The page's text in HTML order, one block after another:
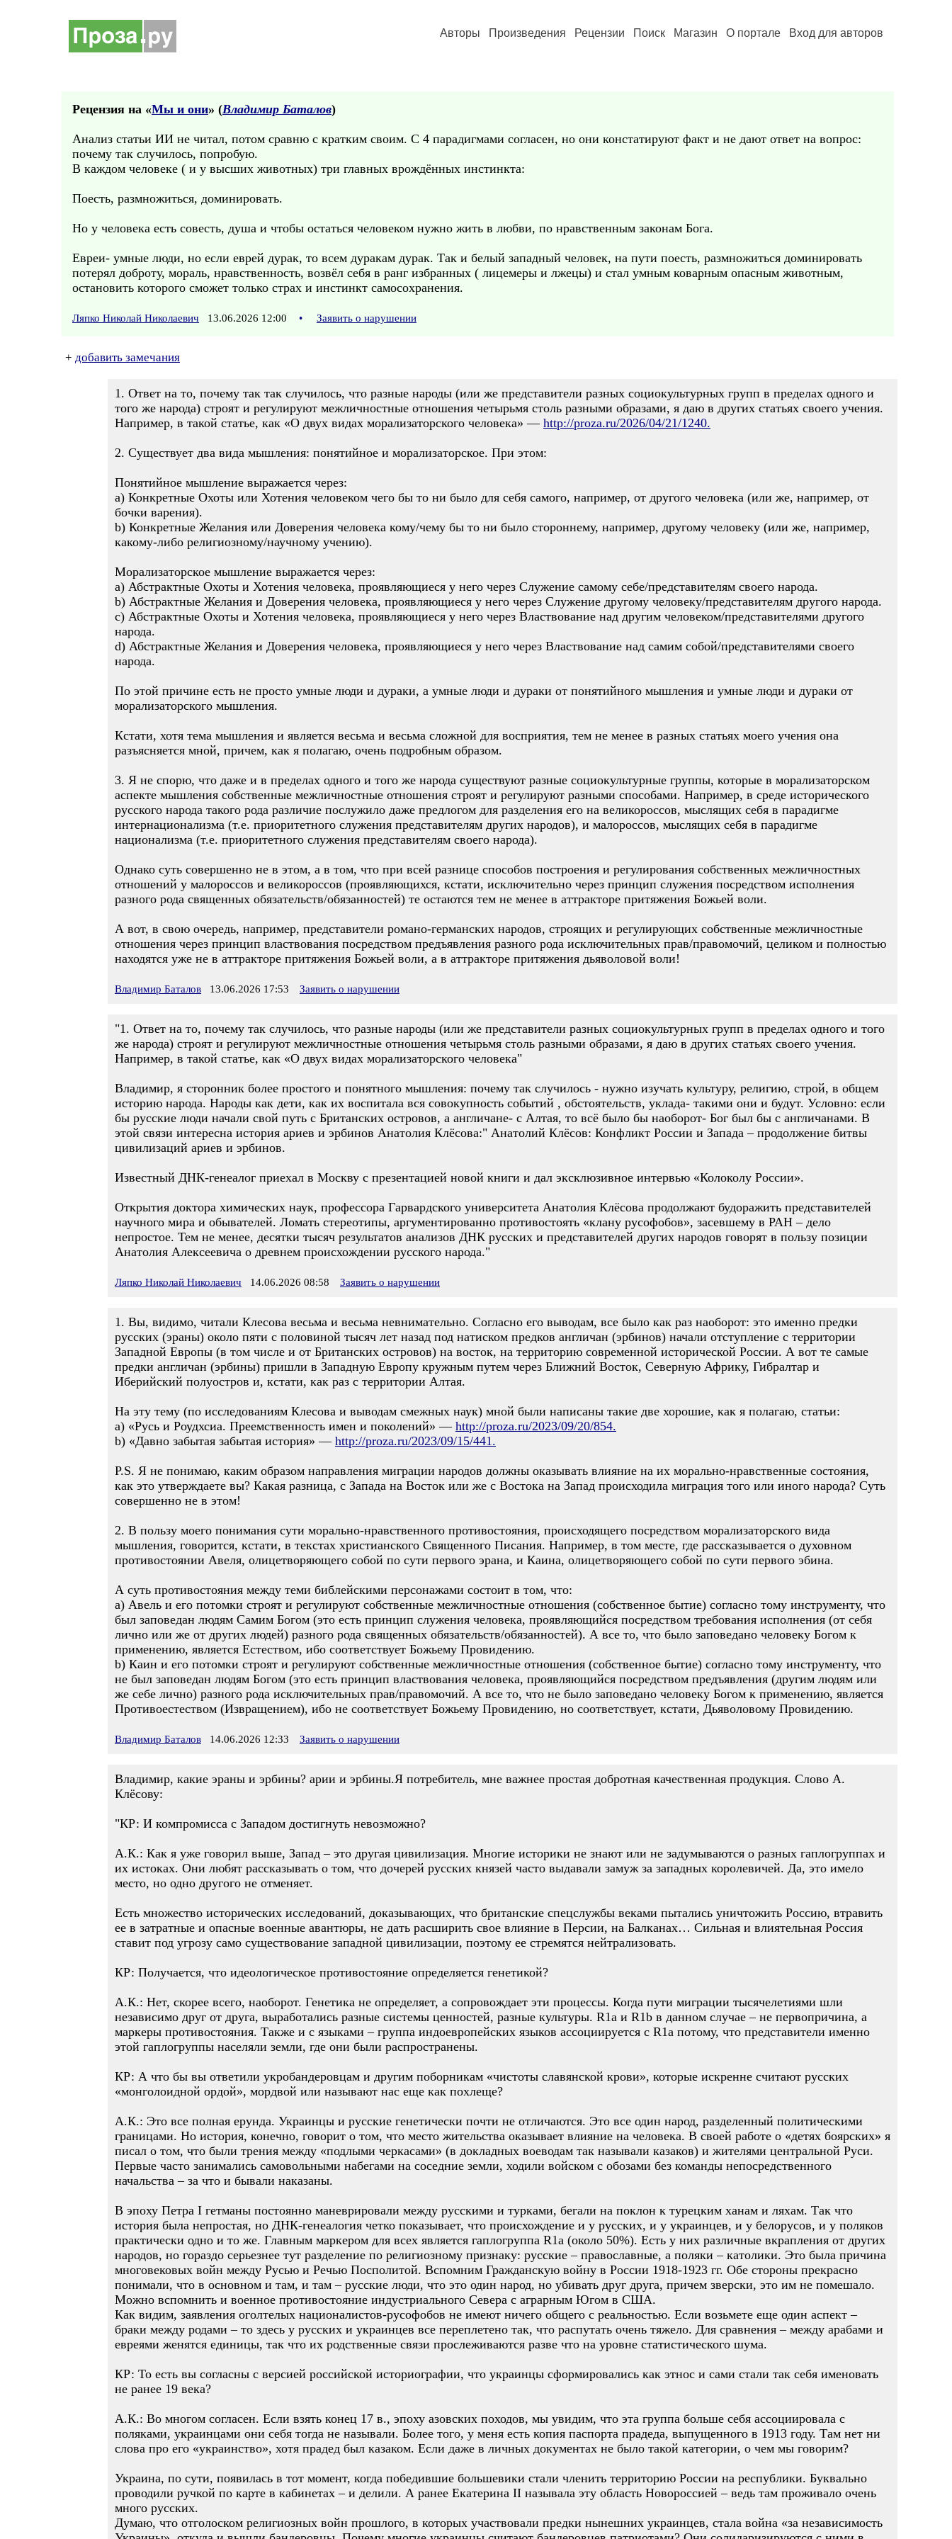
Авторы Произведения Рецензии Поиск Магазин О портале Вход для авторов
Рецензия на «Мы и они» (Владимир Баталов)
Анализ статьи ИИ не читал, потом сравню с кратким своим. С 4 парадигмами согласен, но они констатируют факт и не дают ответ на вопрос:
почему так случилось, попробую.
В каждом человеке ( и у высших животных) три главных врождённых инстинкта:
Поесть, размножиться, доминировать.
Но у человека есть совесть, душа и чтобы остаться человеком нужно жить в любви, по нравственным законам Бога.
Евреи- умные люди, но если еврей дурак, то всем дуракам дурак. Так и белый западный человек, на пути поесть, размножиться доминировать
потерял доброту, мораль, нравственность, возвёл себя в ранг избранных ( лицемеры и лжецы) и стал умным коварным опасным животным,
остановить которого сможет только страх и инстинкт самосохранения.
Ляпко Николай Николаевич 13.06.2026 12:00 • Заявить о нарушении
+ добавить замечания
1. Ответ на то, почему так так случилось, что разные народы (или же представители разных социокультурных групп в пределах одного и
того же народа) строят и регулируют межличностные отношения четырьмя столь разными образами, я даю в других статьях своего учения.
Например, в такой статье, как «О двух видах морализаторского человека» — http://proza.ru/2026/04/21/1240.
2. Существует два вида мышления: понятийное и морализаторское. При этом:
Понятийное мышление выражается через:
а) Конкретные Охоты или Хотения человеком чего бы то ни было для себя самого, например, от другого человека (или же, например, от
бочки варения).
b) Конкретные Желания или Доверения человека кому/чему бы то ни было стороннему, например, другому человеку (или же, например,
какому-либо религиозному/научному учению).
Морализаторское мышление выражается через:
а) Абстрактные Охоты и Хотения человека, проявляющиеся у него через Служение самому себе/представителям своего народа.
b) Абстрактные Желания и Доверения человека, проявляющиеся у него через Служение другому человеку/представителям другого народа.
с) Абстрактные Охоты и Хотения человека, проявляющиеся у него через Властвование над другим человеком/представителями другого
народа.
d) Абстрактные Желания и Доверения человека, проявляющиеся у него через Властвование над самим собой/представителями своего
народа.
По этой причине есть не просто умные люди и дураки, а умные люди и дураки от понятийного мышления и умные люди и дураки от
морализаторского мышления.
Кстати, хотя тема мышления и является весьма и весьма сложной для восприятия, тем не менее в разных статьях моего учения она
разъясняется мной, причем, как я полагаю, очень подробным образом.
3. Я не спорю, что даже и в пределах одного и того же народа существуют разные социокультурные группы, которые в морализаторском
аспекте мышления собственные межличностные отношения строят и регулируют разными способами. Например, в среде исторического
русского народа такого рода различие послужило даже предлогом для разделения его на великороссов, мыслящих себя в парадигме
интернационализма (т.е. приоритетного служения представителям других народов), и малороссов, мыслящих себя в парадигме
национализма (т.е. приоритетного служения представителям своего народа).
Однако суть совершенно не в этом, а в том, что при всей разнице способов построения и регулирования собственных межличностных
отношений у малороссов и великороссов (проявляющихся, кстати, исключительно через принцип служения посредством исполнения
разного рода священных обязательств/обязанностей) те остаются тем не менее в аттракторе притяжения Божьей воли.
А вот, в свою очередь, например, представители романо-германских народов, строящих и регулирующих собственные межличностные
отношения через принцип властвования посредством предъявления разного рода исключительных прав/правомочий, целиком и полностью
находятся уже не в аттракторе притяжения Божьей воли, а в аттракторе притяжения дьяволовой воли!
Владимир Баталов 13.06.2026 17:53 Заявить о нарушении
"1. Ответ на то, почему так случилось, что разные народы (или же представители разных социокультурных групп в пределах одного и того
же народа) строят и регулируют межличностные отношения четырьмя столь разными образами, я даю в других статьях своего учения.
Например, в такой статье, как «О двух видах морализаторского человека"
Владимир, я сторонник более простого и понятного мышления: почему так случилось - нужно изучать культуру, религию, строй, в общем
историю народа. Народы как дети, как их воспитала вся совокупность событий , обстоятельств, уклада- такими они и будут. Условно: если
бы русские люди начали свой путь с Британских островов, а англичане- с Алтая, то всё было бы наоборот- Бог был бы с англичанами. В
этой связи интересна история ариев и эрбинов Анатолия Клёсова:" Анатолий Клёсов: Конфликт России и Запада – продолжение битвы
цивилизаций ариев и эрбинов.
Известный ДНК-генеалог приехал в Москву с презентацией новой книги и дал эксклюзивное интервью «Колоколу России».
Открытия доктора химических наук, профессора Гарвардского университета Анатолия Клёсова продолжают будоражить представителей
научного мира и обывателей. Ломать стереотипы, аргументированно противостоять «клану русофобов», засевшему в РАН – дело
непростое. Тем не менее, десятки тысяч результатов анализов ДНК русских и представителей других народов говорят в пользу позиции
Анатолия Алексеевича о древнем происхождении русского народа."
Ляпко Николай Николаевич 14.06.2026 08:58 Заявить о нарушении
1. Вы, видимо, читали Клесова весьма и весьма невнимательно. Согласно его выводам, все было как раз наоборот: это именно предки
русских (эраны) около пяти с половиной тысяч лет назад под натиском предков англичан (эрбинов) начали отступление с территории
Западной Европы (в том числе и от Британских островов) на восток, на территорию современной исторической России. А вот те самые
предки англичан (эрбины) пришли в Западную Европу кружным путем через Ближний Восток, Северную Африку, Гибралтар и
Иберийский полуостров и, кстати, как раз с территории Алтая.
На эту тему (по исследованиям Клесова и выводам смежных наук) мной были написаны такие две хорошие, как я полагаю, статьи:
а) «Русь и Роудхсиа. Преемственность имен и поколений» — http://proza.ru/2023/09/20/854.
b) «Давно забытая забытая история» — http://proza.ru/2023/09/15/441.
P.S. Я не понимаю, каким образом направления миграции народов должны оказывать влияние на их морально-нравственные состояния,
как это утверждаете вы? Какая разница, с Запада на Восток или же с Востока на Запад происходила миграция того или иного народа? Суть
совершенно не в этом!
2. В пользу моего понимания сути морально-нравственного противостояния, происходящего посредством морализаторского вида
мышления, говорится, кстати, в текстах христианского Священного Писания. Например, в том месте, где рассказывается о духовном
противостоянии Авеля, олицетворяющего собой по сути первого эрана, и Каина, олицетворяющего собой по сути первого эбина.
А суть противостояния между теми библейскими персонажами состоит в том, что:
а) Авель и его потомки строят и регулируют собственные межличностные отношения (собственное бытие) согласно тому инструменту, что
был заповедан людям Самим Богом (это есть принцип служения человека, проявляющийся посредством требования исполнения (от себя
лично или же от других людей) разного рода священных обязательств/обязанностей). А все то, что было заповедано человеку Богом к
применению, является Естеством, ибо соответствует Божьему Провидению.
b) Каин и его потомки строят и регулируют собственные межличностные отношения (собственное бытие) согласно тому инструменту, что
не был заповедан людям Богом (это есть принцип властвования человека, проявляющийся посредством предъявления (другим людям или
же себе лично) разного рода исключительных прав/правомочий. А все то, что не было заповедано человеку Богом к применению, является
Противоестеством (Извращением), ибо не соответствует Божьему Провидению, но соответствует, кстати, Дьяволовому Провидению.
Владимир Баталов 14.06.2026 12:33 Заявить о нарушении
Владимир, какие эраны и эрбины? арии и эрбины.Я потребитель, мне важнее простая добротная качественная продукция. Слово А.
Клёсову:
"КР: И компромисса с Западом достигнуть невозможно?
А.К.: Как я уже говорил выше, Запад – это другая цивилизация. Многие историки не знают или не задумываются о разных гаплогруппах и
их истоках. Они любят рассказывать о том, что дочерей русских князей часто выдавали замуж за западных королевичей. Да, это имело
место, но одно другого не отменяет.
Есть множество исторических исследований, доказывающих, что британские спецслужбы веками пытались уничтожить Россию, втравить
ее в затратные и опасные военные авантюры, не дать расширить свое влияние в Персии, на Балканах… Сильная и влиятельная Россия
ставит под угрозу само существование западной цивилизации, поэтому ее стремятся нейтрализовать.
КР: Получается, что идеологическое противостояние определяется генетикой?
А.К.: Нет, скорее всего, наоборот. Генетика не определяет, а сопровождает эти процессы. Когда пути миграции тысячелетиями шли
независимо друг от друга, выработались разные системы ценностей, разные культуры. R1a и R1b в данном случае – не первопричина, а
маркеры противостояния. Также и с языками – группа индоевропейских языков ассоциируется с R1a потому, что представители именно
этой гаплогруппы населяли земли, где они были распространены.
КР: А что бы вы ответили укробандеровцам и другим поборникам «чистоты славянской крови», которые искренне считают русских
«монголоидной ордой», мордвой или называют нас еще как похлеще?
А.К.: Это все полная ерунда. Украинцы и русские генетически почти не отличаются. Это все один народ, разделенный политическими
границами. Но история, конечно, говорит о том, что место жительства оказывает влияние на человека. В своей работе о «детях боярских» я
писал о том, что были трения между «подлыми черкасами» (в докладных воеводам так называли казаков) и жителями центральной Руси.
Первые часто занимались самовольными набегами на соседние земли, ходили войском с обозами без команды непосредственного
начальства – за что и бывали наказаны.
В эпоху Петра I гетманы постоянно маневрировали между русскими и турками, бегали на поклон к турецким ханам и ляхам. Так что
история была непростая, но ДНК-генеалогия четко показывает, что происхождение и у русских, и у украинцев, и у белорусов, и у поляков
практически одно и то же. Главным маркером для всех является гаплогруппа R1a (около 50%). Есть у них различные вкрапления от других
народов, но гораздо серьезнее тут разделение по религиозному признаку: русские – православные, а поляки – католики. Это была причина
многовековых войн между Русью и Речью Посполитой. Вспомним Гражданскую войну в России 1918-1923 гг. Обе стороны прекрасно
понимали, что в основном и там, и там – русские люди, что это один народ, но убивать друг друга, причем зверски, это им не помешало.
Можно вспомнить и военное противостояние индустриального Севера с аграрным Югом в США.
Как видим, заявления оголтелых националистов-русофобов не имеют ничего общего с реальностью. Если возьмете еще один аспект –
браки между родами – то здесь у русских и украинцев все переплетено так, что распутать очень тяжело. Для сравнения – между арабами и
евреями женятся единицы, так что их родственные связи прослеживаются разве что на уровне статистического шума.
КР: То есть вы согласны с версией российской историографии, что украинцы сформировались как этнос и сами стали так себя именовать
не ранее 19 века?
А.К.: Во многом согласен. Если взять конец 17 в., эпоху азовских походов, мы увидим, что эта группа больше себя ассоциировала с
поляками, украинцами они себя тогда не называли. Более того, у меня есть копия паспорта прадеда, выпущенного в 1913 году. Там нет ни
слова про его «украинство», хотя прадед был казаком. Если даже в личных документах не было такой категории, о чем мы говорим?
Украина, по сути, появилась в тот момент, когда победившие большевики стали членить территорию России на республики. Буквально
проводили ручкой по карте в кабинетах – и делили. А ранее Екатерина II называла эту область Новороссией – ведь там проживало очень
много русских.
Думаю, что отголоском религиозных войн прошлого, в которых участвовали предки нынешних украинцев, стала война «за независимость